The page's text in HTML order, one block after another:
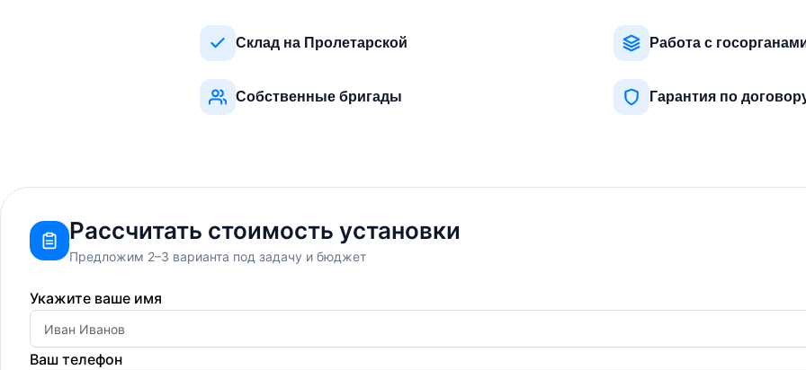
Склад на Пролетарской Работа с
Собственные бригады Гарантия по
Рассчитать стоимость установки
Предложим 2–3 варианта под задачу и бюджет
Укажите ваше имя
Ваш телефон